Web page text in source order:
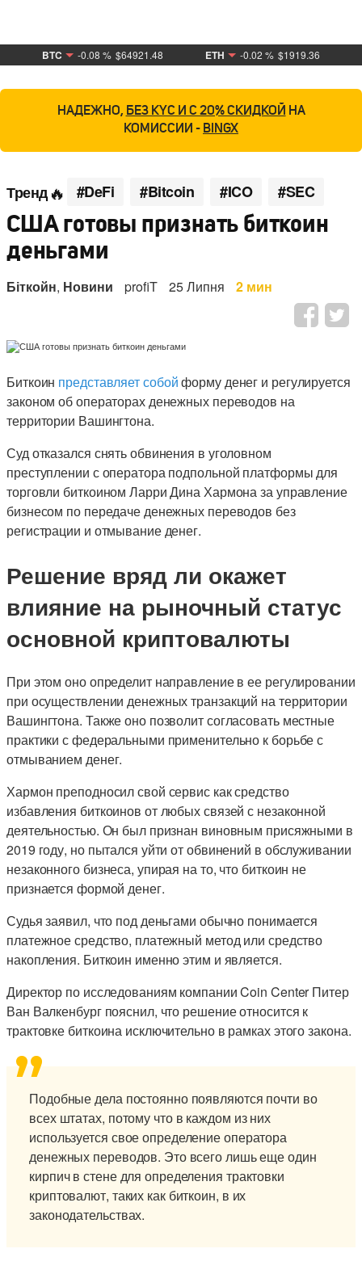
BTC -0.08 % $64921.48 ETH -0.02 % $1919.36
НАДЕЖНО, БЕЗ KYC И С 20% СКИДКОЙ НА
КОМИССИИ - BINGX
Тренд #DeFi #Bitcoin #ICO #SEC
США готовы признать биткоин
деньгами
Біткойн, Новини profiT 25 Липня 2 мин
Биткоин представляет собойформу денег и регулируется
законом об операторах денежных переводов на
территории Вашингтона.
Суд отказался снять обвинения в уголовном
преступлении с оператора подпольной платформы для
торговли биткоином Ларри Дина Хармона за управление
бизнесом по передаче денежных переводов без
регистрации и отмывание денег.
Решение вряд ли окажет
влияние на рыночный статус
основной криптовалюты
При этом оно определит направление в ее регулировании
при осуществлении денежных транзакций на территории
Вашингтона. Также оно позволит согласовать местные
практики с федеральными применительно к борьбе с
отмыванием денег.
Хармон преподносил свой сервис как средство
избавления биткоинов от любых связей с незаконной
деятельностью. Он был признан виновным присяжными в
2019 году, но пытался уйти от обвинений в обслуживании
незаконного бизнеса, упирая на то, что биткоин не
признается формой денег.
Судья заявил, что под деньгами обычно понимается
платежное средство, платежный метод или средство
накопления. Биткоин именно этим и является.
Директор по исследованиям компании Coin Center Питер
Ван Валкенбург пояснил, что решение относится к
трактовке биткоина исключительно в рамках этого закона.
Подобные дела постоянно появляются почти во
всех штатах, потому что в каждом из них
используется свое определение оператора
денежных переводов. Это всего лишь еще один
кирпич в стене для определения трактовки
криптовалют, таких как биткоин, в их
законодательствах.